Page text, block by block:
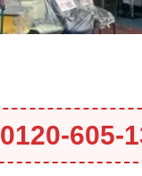
0120-605-